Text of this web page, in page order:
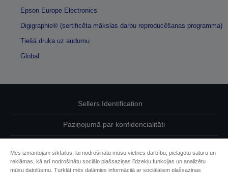
Epson Europe Electronics
Digigraphie® (sertificēta mākslas darbu reproducēšanas programma)
Tiešā druka uz audumu
Global
Sellers Identification
Paziņojumā par konfidencialitāti
Sazinieties ar mums par saviem datiem
Mēs izmantojam sīkfailus, lai nodrošinātu mūsu vietnes darbību, pielāgotu saturu un
reklāmas, kā arī nodrošinātu sociālo plašsaziņas līdzekļu funkcijas un analizētu
mūsu datplūsmu. Turklāt mēs dalāmies informācijā ar sociālajiem plašsaziņas